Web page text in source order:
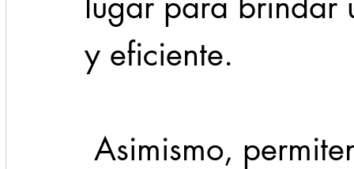
y eficiente.
Asimismo,